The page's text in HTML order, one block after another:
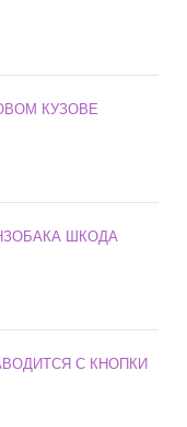
КУЗОВЕ
ШКОДА
С КНОПКИ